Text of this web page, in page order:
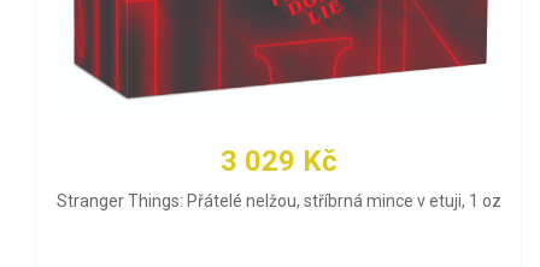
3 029 Kč
Stranger Things: Přátelé nelžou, stříbrná mince v etuji, 1 oz